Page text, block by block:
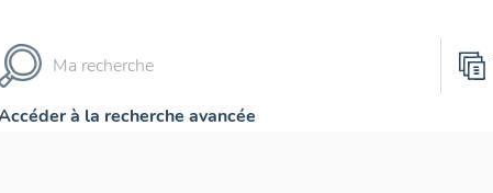
à la recherche avancée